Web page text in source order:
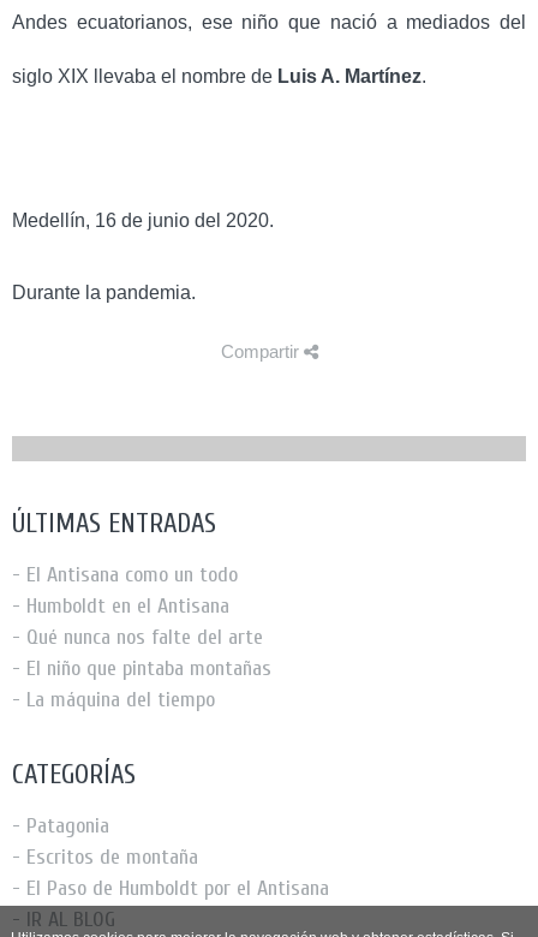
Andes ecuatorianos, ese niño que nació a mediados del
siglo XIX llevaba el nombre de Luis A. Martínez.
Medellín, 16 de junio del 2020.
Durante la pandemia.
Compartir
ÚLTIMAS ENTRADAS
- El Antisana como un todo
- Humboldt en el Antisana
- Qué nunca nos falte del arte
- El niño que pintaba montañas
- La máquina del tiempo
CATEGORÍAS
- Patagonia
- Escritos de montaña
- El Paso de Humboldt por el Antisana
- IR AL BLOG